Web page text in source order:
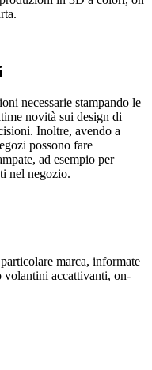
necessarie stampando le
novità sui design di
Inoltre, avendo a
possono fare
ad esempio per
nel negozio.
marca, informate
volantini accattivanti, on-